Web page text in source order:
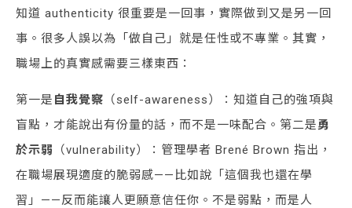
知道 authenticity 很重要是一回事，實際做到又是另一回
事。很多人誤以為「做自己」就是任性或不專業。其實，
職場上的真實感需要三樣東西：
第一是 自我覺察 （self-awareness）：知道自己的強項與
盲點，才能說出有份量的話，而不是一味配合。第二是勇
於示弱
（vulnerability）：管理學者 Brené Brown 指出，
在職場展現適度的脆弱感——比如說「這個我也還在學
習」——反而能讓人更願意信任你。不是弱點，而是人